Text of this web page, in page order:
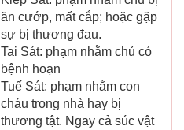
ăn cướp, mất cắp; hoặc gặp
sự bị thương đau.
Tai Sát: phạm nhằm chủ có
bệnh hoạn
Tuế Sát: phạm nhằm con
cháu trong nhà hay bị
thương tật. Ngay cả súc vật